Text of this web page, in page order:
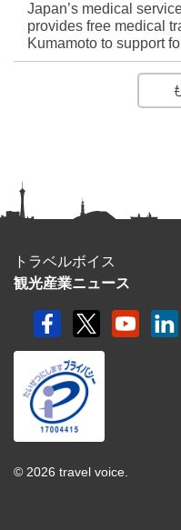
Japan’s medical
provides free medical
Kumamoto to support
トラベルボイス
観光産業ニュース
© 2026 travel voice.